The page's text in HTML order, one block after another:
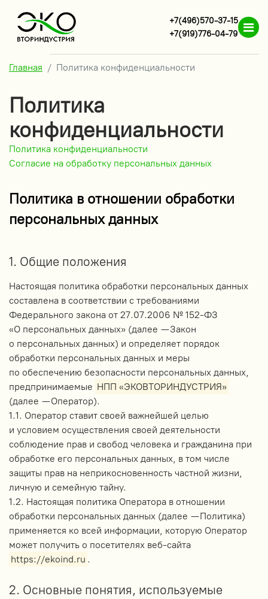
+7(496)570-37-15
+7(919)776-04-79
Главная Политика конфиденциальности
Политика
конфиденциальности
Политика конфиденциальности
Согласие на обработку персональных данных
Политика в отношении обработки
персональных данных
1. Общие положения
Настоящая политика обработки персональных данных
составлена в соответствии с требованиями
Федерального закона от 27.07.2006 № 152-ФЗ
«О персональных данных» (далее — Закон
о персональных данных) и определяет порядок
обработки персональных данных и меры
по обеспечению безопасности персональных данных,
предпринимаемые НПП «ЭКОВТОРИНДУСТРИЯ»
(далее — Оператор).
1.1. Оператор ставит своей важнейшей целью
и условием осуществления своей деятельности
соблюдение прав и свобод человека и гражданина при
обработке его персональных данных, в том числе
защиты прав на неприкосновенность частной жизни,
личную и семейную тайну.
1.2. Настоящая политика Оператора в отношении
обработки персональных данных (далее — Политика)
применяется ко всей информации, которую Оператор
может получить о посетителях веб-сайта
https://ekoind.ru .
2. Основные понятия, используемые